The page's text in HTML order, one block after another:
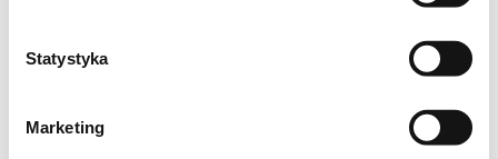
Statystyka
Marketing